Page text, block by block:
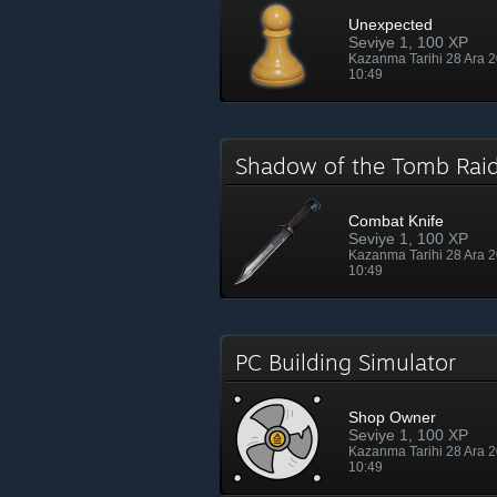
Unexpected
Seviye 1, 100 XP
Kazanma Tarihi 28 Ara
10:49
Shadow of the Tomb
Combat Knife
Seviye 1, 100 XP
Kazanma Tarihi 28 Ara
10:49
PC Building Simulator
Shop Owner
Seviye 1, 100 XP
Kazanma Tarihi 28 Ara
10:49